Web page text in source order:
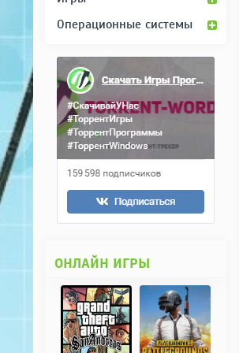
Операционные системы
ОНЛАЙН ИГРЫ